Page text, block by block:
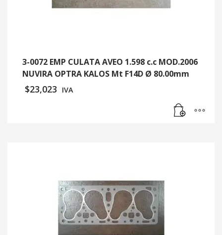
3-0072 EMP CULATA AVEO 1.598 c.c MOD.2006
NUVIRA OPTRA KALOS Mt F14D Ø 80.00mm
$23,023 IVA